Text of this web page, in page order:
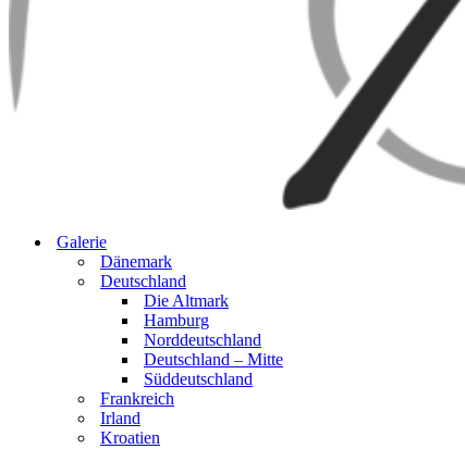
Galerie
Dänemark
Deutschland
Die Altmark
Hamburg
Norddeutschland
Deutschland – Mitte
Süddeutschland
Frankreich
Irland
Kroatien